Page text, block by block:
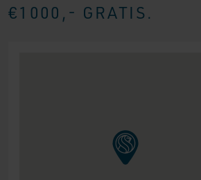
€1000,- GRATIS.